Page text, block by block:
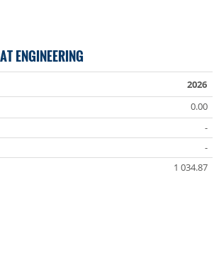
ENGINEERING
2026
0.00
-
-
1 034.87